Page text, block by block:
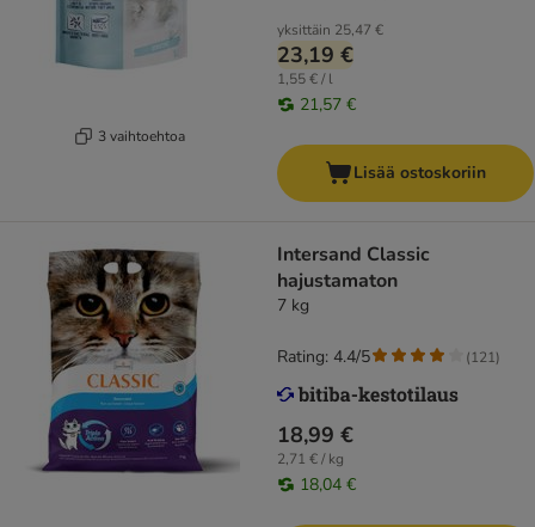
3 vaihtoehtoa
yksittäin 25,47 €
23,19 €
1,55 € / l
21,57 €
Lisää ostoskoriin
Intersand Classic
hajustamaton
7 kg
18,99 €
2,71 € / kg
18,04 €
Rating: 4.4/5 (121)